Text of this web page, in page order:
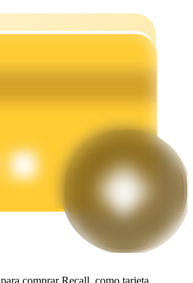
para comprar Recall, como tarjeta,